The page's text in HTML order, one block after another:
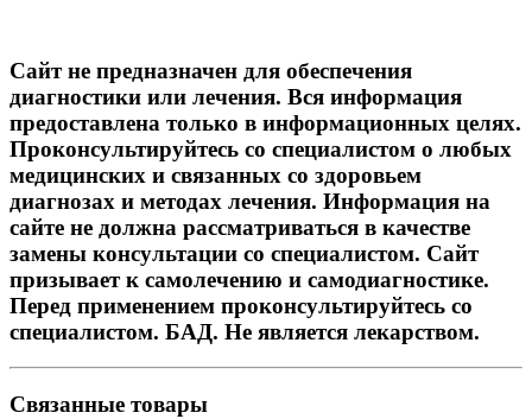
Сайт не предназначен для обеспечения
диагностики или лечения. Вся информация
предоставлена только в информационных целях.
Проконсультируйтесь со специалистом о любых
медицинских и связанных со здоровьем
диагнозах и методах лечения. Информация на
сайте не должна рассматриваться в качестве
замены консультации со специалистом. Сайт
призывает к самолечению и самодиагностике.
Перед применением проконсультируйтесь со
специалистом. БАД. Не является лекарством.
Связанные товары